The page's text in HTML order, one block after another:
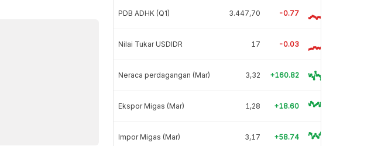
PDB ADHK (Q1) 3.447,70 -0.77
Nilai Tukar USDIDR 17 -0.03
Neraca perdagangan (Mar) 3,32 +160.82
Ekspor Migas (Mar) 1,28 +18.60
Impor Migas (Mar) 3,17 +58.74